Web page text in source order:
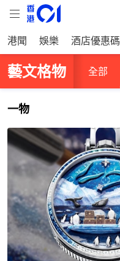
港聞 娛樂 酒店優惠碼
藝文格物 全部
一物